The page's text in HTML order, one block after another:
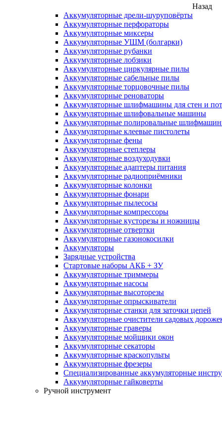
Назад
Аккумуляторные дрели-шуруповёрты
Аккумуляторные перфораторы
Аккумуляторные миксеры
Аккумуляторные УШМ (болгарки)
Аккумуляторные рубанки
Аккумуляторные лобзики
Аккумуляторные циркулярные пилы
Аккумуляторные сабельные пилы
Аккумуляторные торцовочные пилы
Аккумуляторные реноваторы
Аккумуляторные шлифмашины для стен и
Аккумуляторные шлифовальные машины
Аккумуляторные полировальные
Аккумуляторные клеевые пистолеты
Аккумуляторные фены
Аккумуляторные степлеры
Аккумуляторные воздуходувки
Аккумуляторные адаптеры питания
Аккумуляторные радиоприёмники
Аккумуляторные колонки
Аккумуляторные фонари
Аккумуляторные пылесосы
Аккумуляторные компрессоры
Аккумуляторные кусторезы и ножницы
Аккумуляторные отвертки
Аккумуляторные газонокосилки
Аккумуляторы
Зарядные устройства
Стартовые наборы АКБ + ЗУ
Аккумуляторные триммеры
Аккумуляторные насосы
Аккумуляторные высоторезы
Аккумуляторные опрыскиватели
Аккумуляторные станки для заточки цепей
Аккумуляторные очистители садовых
Аккумуляторные граверы
Аккумуляторные мойщики окон
Аккумуляторные секаторы
Аккумуляторные краскопульты
Аккумуляторные фрезеры
Специализированные аккумуляторные
Аккумуляторные гайковерты
Ручной инструмент